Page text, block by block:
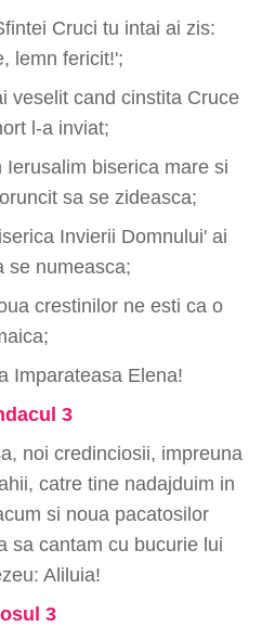
Cruci tu intai ai zis:
lemn fericit!';
veselit cand cinstita Cruce
l-a inviat;
biserica mare si
sa se zideasca;
Invierii Domnului' ai
se numeasca;
crestinilor ne esti ca o
Imparateasa Elena!
3
noi credinciosii, impreuna
catre tine nadajduim in
si noua pacatosilor
sa cantam cu bucurie lui
Aliluia!
3